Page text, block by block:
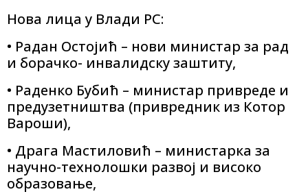
Нова лица у Влади РС:
• Радан Остојић – нови министар за рад
и борачко- инвалидску заштиту,
• Раденко Бубић – министар привреде и
предузетништва (привредник из Котор
Вароши),
• Драга Мастиловић – министарка за
научно-технолошки развој и високо
образовање,